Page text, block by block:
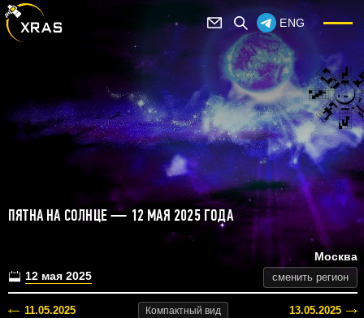
ENG
ПЯТНА НА СОЛНЦЕ — 12 МАЯ 2025 ГОДА
12 мая 2025
Москва
сменить регион
11.05.2025 Компактный вид 13.05.2025